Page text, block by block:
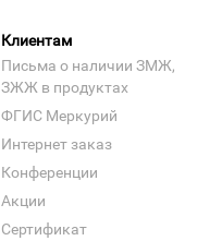
Клиентам
Письма о наличии ЗМЖ,
ЗЖЖ в продуктах
ФГИС Меркурий
Интернет заказ
Конференции
Акции
Сертификат